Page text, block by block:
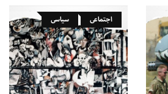
اجتماعی سیاسی